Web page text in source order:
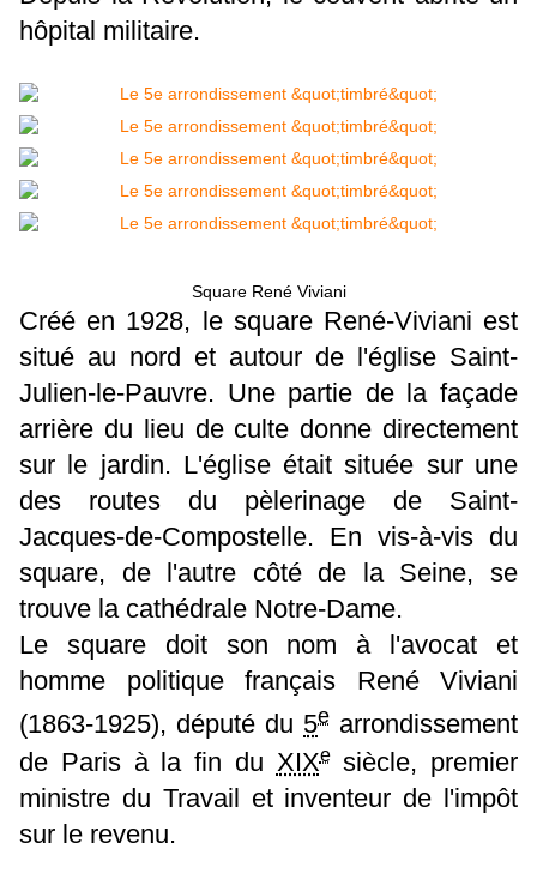
hôpital militaire.
Square René Viviani
Créé en 1928, le square René-Viviani est
situé au nord et autour de l'église Saint-
Julien-le-Pauvre. Une partie de la façade
arrière du lieu de culte donne directement
sur le jardin. L'église était située sur une
des routes du pèlerinage de Saint-
Jacques-de-Compostelle. En vis-à-vis du
square, de l'autre côté de la Seine, se
trouve la cathédrale Notre-Dame.
Le square doit son nom à l'avocat et
homme politique français René Viviani
(1863-1925), député du 5e arrondissement
de Paris à la fin du XIXesiècle, premier
ministre du Travail et inventeur de l'impôt
sur le revenu.